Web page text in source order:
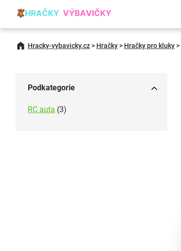
Hracky-vybavicky.cz> Hračky> Hračky pro kluky>
Podkategorie
RC auta (3)